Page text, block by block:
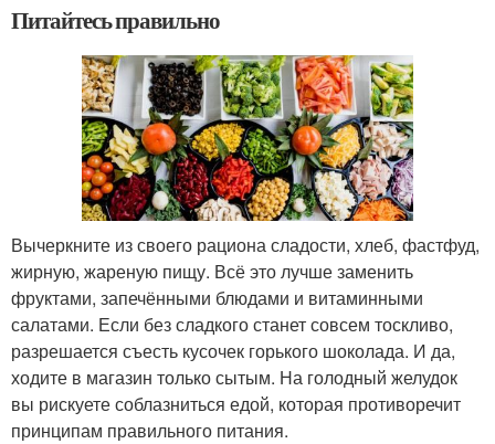
Питайтесь правильно
Вычеркните из своего рациона сладости, хлеб, фастфуд,
жирную, жареную пищу. Всё это лучше заменить
фруктами, запечёнными блюдами и витаминными
салатами. Если без сладкого станет совсем тоскливо,
разрешается съесть кусочек горького шоколада. И да,
ходите в магазин только сытым. На голодный желудок
вы рискуете соблазниться едой, которая противоречит
принципам правильного питания.